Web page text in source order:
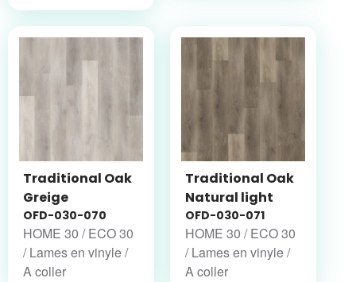
Traditional Oak
Greige
OFD-030-070
HOME 30 / ECO 30
/ Lames en vinyle /
A coller
Traditional Oak
Natural light
OFD-030-071
HOME 30 / ECO 30
/ Lames en vinyle /
A coller